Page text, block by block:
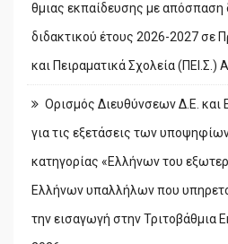
θμιας εκπαίδευσης με απόσπαση
διδακτικού έτους 2026-2027 σε
και Πειραματικά Σχολεία (ΠΕΙ.Σ.)
Ορισμός Διευθύνσεων Δ.Ε. και
για τις εξετάσεις των
κατηγορίας «Ελλήνων του
Ελλήνων υπαλλήλων που
την εισαγωγή στην Τριτοβάθμια